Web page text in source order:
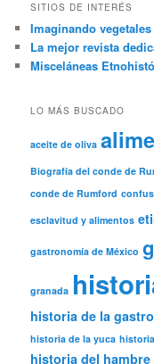
SITIOS DE INTERÉS
Imaginando vegetales
La mejor revista
Misceláneas
LO MÁS BUSCADO
aceite de oliva
Biografía del conde de
conde de Rumford
esclavitud y alimentos
gastronomía de México
granada
historia de la
historia de la yuca
historia del hambre